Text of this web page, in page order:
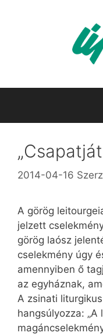
2014-04-16
A görög
jelzett
görög laósz
cselekmény úgy
amennyiben ő
az egyháznak,
A zsinati
hangsúlyozza: